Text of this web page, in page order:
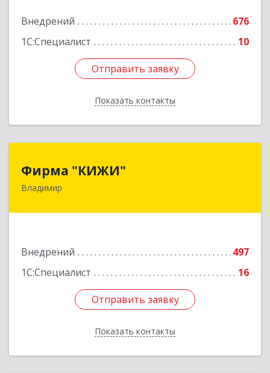
Внедрений
676
1С:Специалист
10
Отправить заявку
Показать контакты
Подробнее
Отправить заявку
Назад
Фирма "КИЖИ"
Владимир
Внедрений
497
1С:Специалист
16
Отправить заявку
Показать контакты
600000, Владимирская обл, Владимир г,
Отправить заявку
Назад